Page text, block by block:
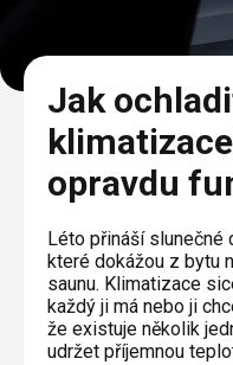
Doplňky a další
Výprodej
AKCE
Výměna střešních
práce
Garantované
Markýzy
Další
Barevné řešení
Technická
Galerie našich
O nás
Realizace
Blog
Kontakty
Výprodej
Jak
opravdu
Léto přináší slunečné
které dokážou z bytu
saunu. Klimatizace
každý ji má nebo ji
že existuje několik
udržet příjemnou